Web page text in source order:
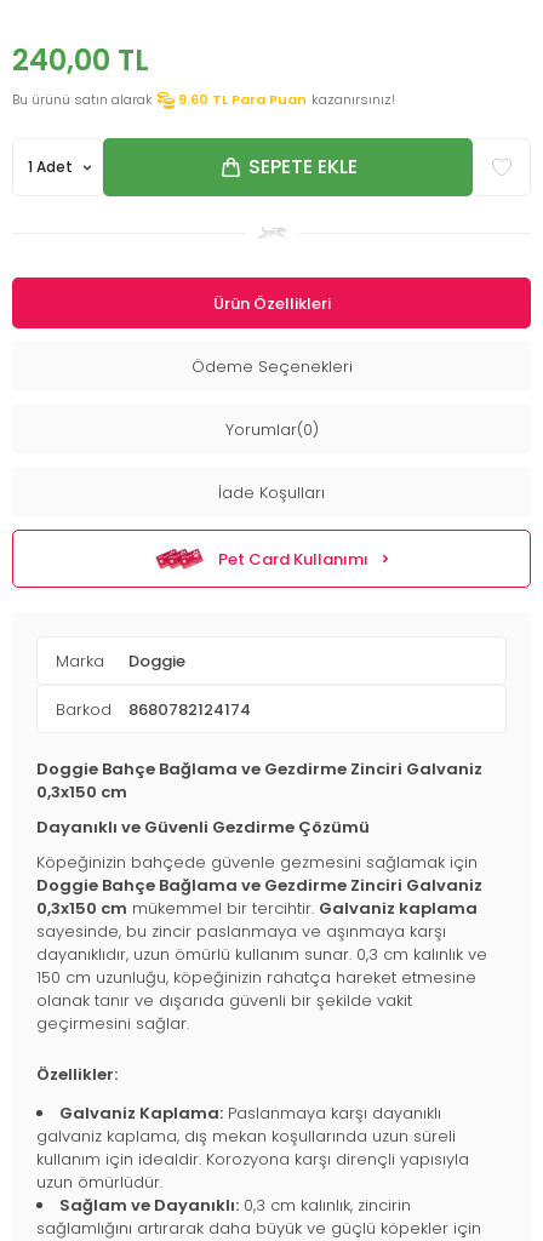
240,00 TL
Bu ürünü satın alarak 9.60 TL Para Puan kazanırsınız!
SEPETE EKLE
Ürün Özellikleri
Ödeme Seçenekleri
Yorumlar(0)
İade Koşulları
Pet Card Kullanımı
Marka Doggie
Barkod 8680782124174
Doggie Bahçe Bağlama ve Gezdirme Zinciri Galvaniz
0,3x150 cm
Dayanıklı ve Güvenli Gezdirme Çözümü
Köpeğinizin bahçede güvenle gezmesini sağlamak için
Doggie Bahçe Bağlama ve Gezdirme Zinciri Galvaniz
0,3x150 cm mükemmel bir tercihtir. Galvaniz kaplama
sayesinde, bu zincir paslanmaya ve aşınmaya karşı
dayanıklıdır, uzun ömürlü kullanım sunar. 0,3 cm kalınlık ve
150 cm uzunluğu, köpeğinizin rahatça hareket etmesine
olanak tanır ve dışarıda güvenli bir şekilde vakit
geçirmesini sağlar.
Özellikler:
Galvaniz Kaplama: Paslanmaya karşı dayanıklı
galvaniz kaplama, dış mekan koşullarında uzun süreli
kullanım için idealdir. Korozyona karşı dirençli yapısıyla
uzun ömürlüdür.
Sağlam ve Dayanıklı: 0,3 cm kalınlık, zincirin
sağlamlığını artırarak daha büyük ve güçlü köpekler için